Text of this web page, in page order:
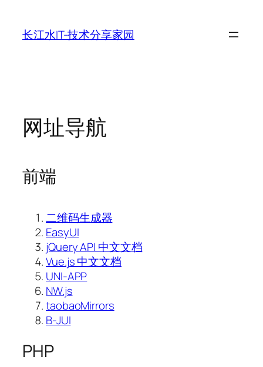
长江水IT-技术分享家园
网址导航
前端
二维码生成器
EasyUI
jQuery API 中文文档
Vue.js 中文文档
UNI-APP
NW.js
taobaoMirrors
B-JUI
PHP